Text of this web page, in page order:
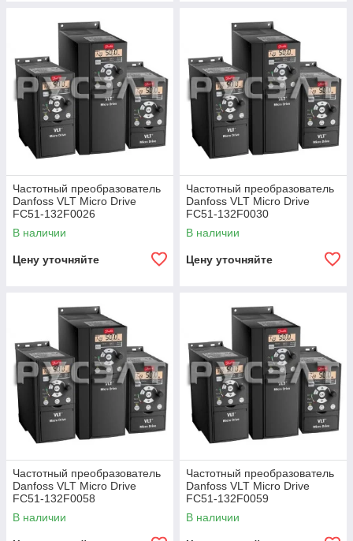
Частотный преобразователь
Danfoss VLT Micro Drive
FC51-132F0026
В наличии
Цену уточняйте
Частотный преобразователь
Danfoss VLT Micro Drive
FC51-132F0030
В наличии
Цену уточняйте
Частотный преобразователь
Danfoss VLT Micro Drive
FC51-132F0058
В наличии
Частотный преобразователь
Danfoss VLT Micro Drive
FC51-132F0059
В наличии